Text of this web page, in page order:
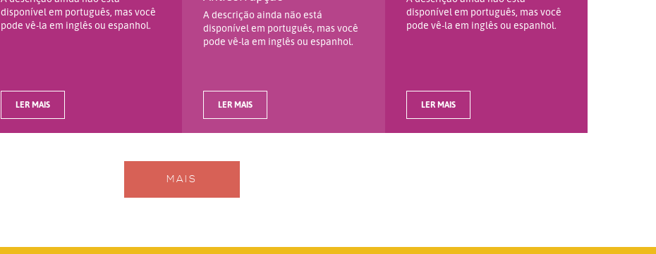
disponível em português, mas você
pode vê-la em inglês ou espanhol.
LER MAIS
A descrição ainda não está
disponível em português, mas você
pode vê-la em inglês ou espanhol.
LER MAIS
disponível em português, mas você
pode vê-la em inglês ou espanhol.
LER MAIS
MAIS